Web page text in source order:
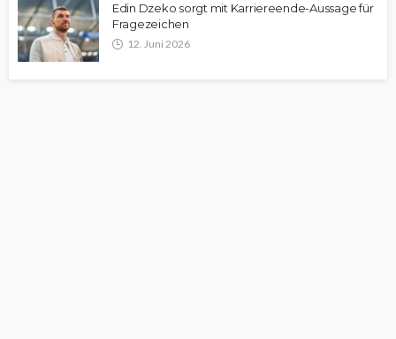
Edin Dzeko sorgt mit Karriereende-Aussage für
Fragezeichen
12. Juni 2026